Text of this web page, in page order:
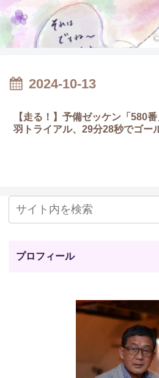
2024-10-13
【走る！】予備ゼッケン「580
羽トライアル、29分28秒でゴー
プロフィール